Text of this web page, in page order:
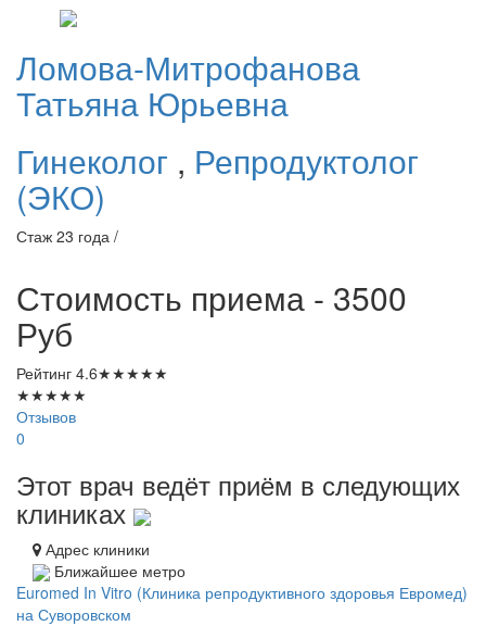
Ломова-Митрофанова
Татьяна Юрьевна
Гинеколог , Репродуктолог
(ЭКО)
Стаж 23 года /
Стоимость приема - 3500
Руб
Рейтинг 4.6★★★★★
★★★★★
Отзывов
0
Этот врач ведёт приём в следующих
клиниках
Адрес клиники
Ближайшее метро
Euromed In Vitro (Клиника репродуктивного здоровья Евромед)
на Суворовском